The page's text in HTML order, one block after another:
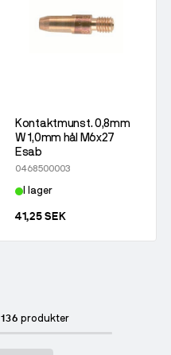
Kontaktmunst. 0,8mm
W 1,0mm hål M6x27
Esab
0468500003
I lager
41,25 SEK
136 produkter